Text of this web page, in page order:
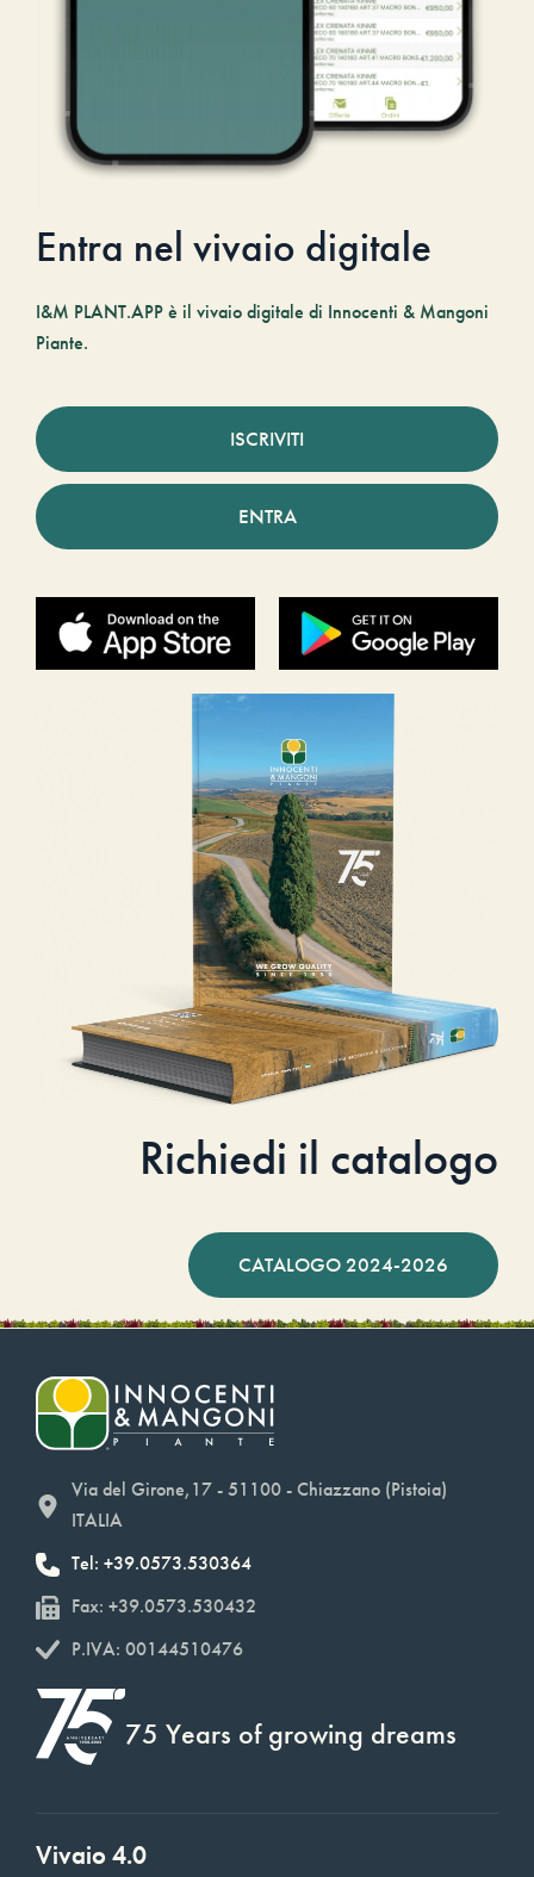
Entra nel vivaio digitale
I&M PLANT.APP è il vivaio digitale di Innocenti & Mangoni
Piante.
ISCRIVITI
ENTRA
Richiedi il catalogo
CATALOGO 2024-2026
Via del Girone,17 - 51100 - Chiazzano (Pistoia)
ITALIA
Tel: +39.0573.530364
Fax: +39.0573.530432
P.IVA: 00144510476
75 Years of growing dreams
Vivaio 4.0